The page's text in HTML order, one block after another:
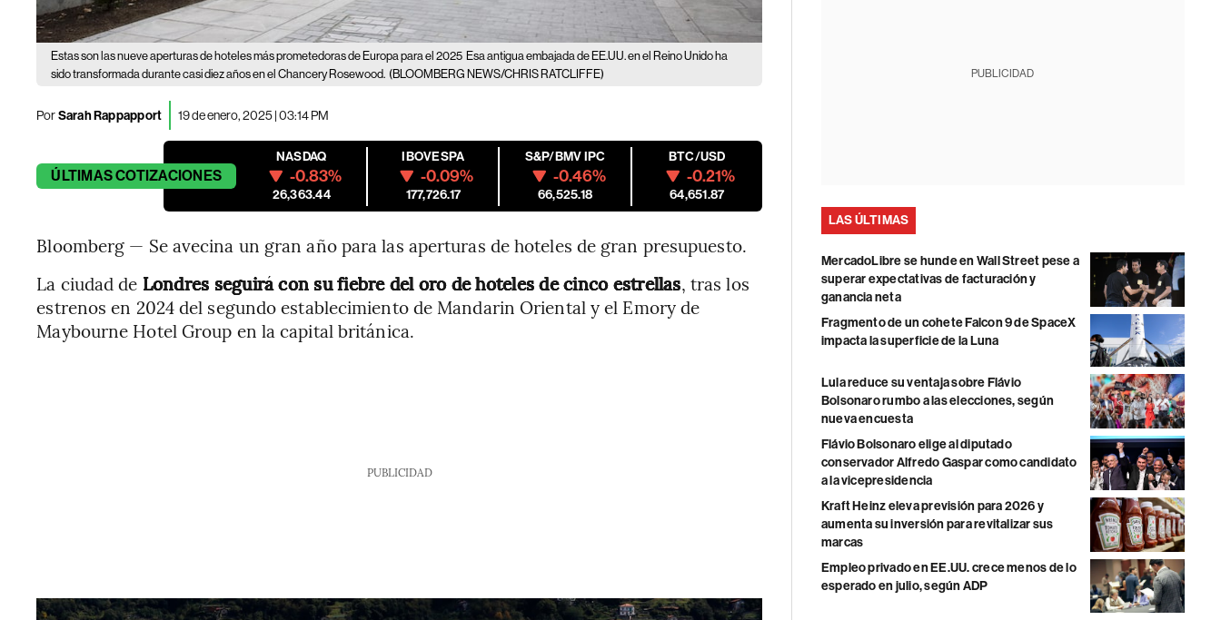
Estas son las nueve aperturas de hoteles más prometedoras de Europa para el 2025 Esa antigua embajada de EE.UU. en el Reino Unido ha
sido transformada durante casi diez años en el Chancery Rosewood. (BLOOMBERG NEWS/CHRIS RATCLIFFE)
PorSarah Rappapport 19 de enero, 2025 | 03:14 PM
ÚLTIMASCOTIZACIONES
NASDAQ
-0.83%
26,363.44
IBOVESPA
-0.09%
177,726.17
S&P/BMV IPC
-0.46%
66,525.18
BTC/USD
-0.21%
64,651.87
Bloomberg — Se avecina un gran año para las aperturas de hoteles de gran presupuesto.
La ciudad de Londres seguirá con su fiebre del oro de hoteles de cinco estrellas, tras los
estrenos en 2024 del segundo establecimiento de Mandarin Oriental y el Emory de
Maybourne Hotel Group en la capital británica.
PUBLICIDAD
PUBLICIDAD
LAS ÚLTIMAS
MercadoLibre se hunde en Wall Street pese a
superar expectativas de facturación y
ganancia neta
Fragmento de un cohete Falcon 9 de SpaceX
impacta la superficie de la Luna
Lula reduce su ventaja sobre Flávio
Bolsonaro rumbo a las elecciones, según
nueva encuesta
Flávio Bolsonaro elige al diputado
conservador Alfredo Gaspar como candidato
a la vicepresidencia
Kraft Heinz eleva previsión para 2026 y
aumenta su inversión para revitalizar sus
marcas
Empleo privado en EE.UU. crece menos de lo
esperado en julio, según ADP